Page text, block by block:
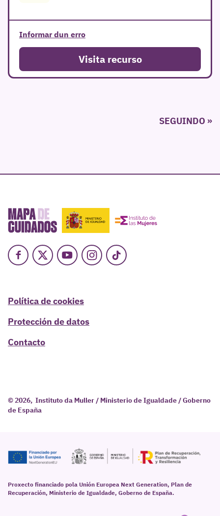
Informar dun erro
Visita recurso
SEGUINDO
Facebook
X YoutubeInstagram
TikTok
Política de cookies
Protección de datos
Contacto
© 2026, Instituto da Muller / Ministerio de Igualdade / Goberno
de España
Proxecto financiado pola Unión Europea Next Generation, Plan de
Recuperación, Ministerio de Igualdade, Goberno de España.